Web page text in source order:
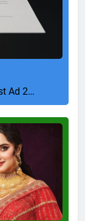
Ad 2…